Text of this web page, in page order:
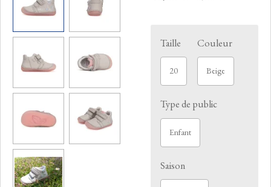
Taille
20
Couleur
Beige
Type de public
Enfant
Saison